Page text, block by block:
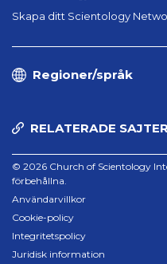
Skapa ditt Scientology
Regioner/språk
RELATERADE SAJTER
© 2026 Church of Scientology
förbehållna.
Användarvillkor
Cookie-policy
Integritetspolicy
Juridisk information